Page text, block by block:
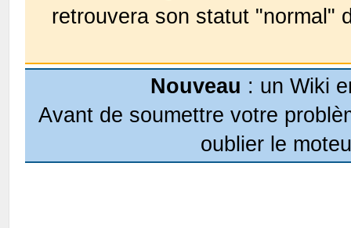
retrouvera son statut "normal"
Nouveau : un Wiki
Avant de soumettre votre
oublier le